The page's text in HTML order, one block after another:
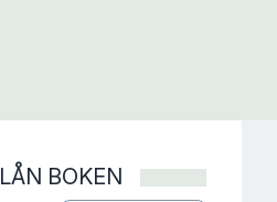
LÅN BOKEN